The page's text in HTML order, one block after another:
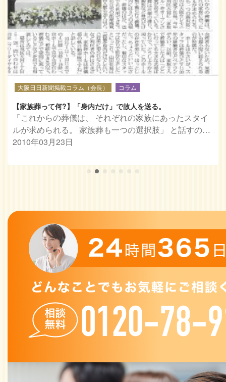
大阪日日新聞掲載コラム（会長） コラム
【家族葬って何?】「身内だけ」で故人を送る。
「これからの葬儀は、 それぞれの家族にあったスタイ
ルが求められる。 家族葬も一つの選択肢」 と話すの…
2010年03月23日